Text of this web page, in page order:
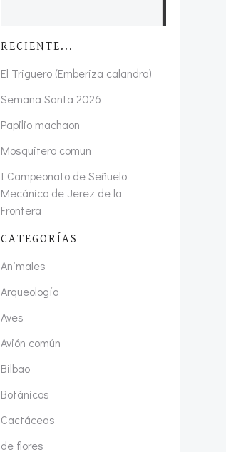
RECIENTE...
El Triguero (Emberiza calandra)
Semana Santa 2026
Papilio machaon
Mosquitero comun
I Campeonato de Señuelo
Mecánico de Jerez de la
Frontera
CATEGORÍAS
Animales
Arqueología
Aves
Avión común
Bilbao
Botánicos
Cactáceas
de flores